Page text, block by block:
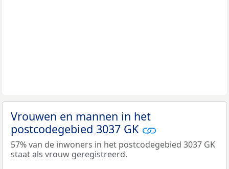
Vrouwen en mannen in het
postcodegebied 3037 GK
57% van de inwoners in het postcodegebied 3037 GK
staat als vrouw geregistreerd.